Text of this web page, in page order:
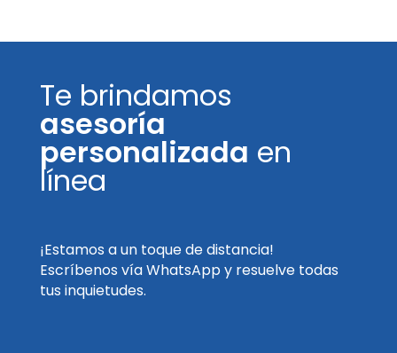
Te brindamos
asesoría
personalizada en
línea
¡Estamos a un toque de distancia!
Escríbenos vía WhatsApp y resuelve todas
tus inquietudes.